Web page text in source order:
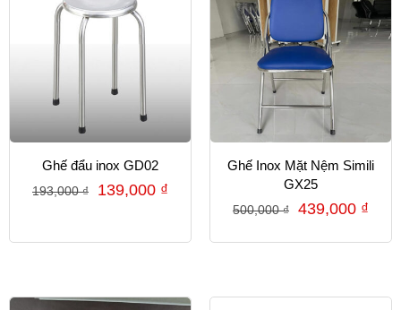
Ghế đẩu inox GD02
193,000₫ 139,000 ₫
Ghế Inox Mặt Nệm Simili
GX25
500,000₫ 439,000 ₫